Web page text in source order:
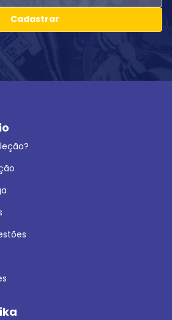
Cadastrar